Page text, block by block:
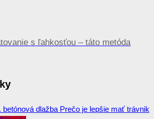
s ľahkosťou – táto metóda